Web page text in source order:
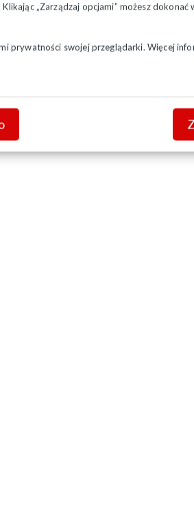
„Zarządzaj opcjami” możesz dokonać
prywatności swojej przeglądarki. Więcej